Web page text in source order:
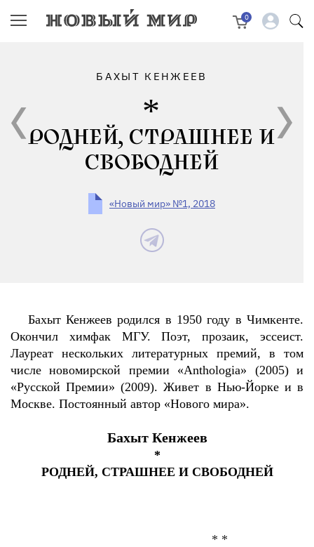
0
БАХЫТ КЕНЖЕЕВ
РОДНЕЙ, СТРАШНЕЕ И
СВОБОДНЕЙ
«Новый мир» №1, 2018
Бахыт Кенжеев родился в 1950 году в Чимкенте.
Окончил химфак МГУ. Поэт, прозаик, эссеист.
Лауреат нескольких литературных премий, в том
числе новомирской премии «Anthologia» (2005) и
«Русской Премии» (2009). Живет в Нью-Йорке и в
Москве. Постоянный автор «Нового мира».
Бахыт Кенжеев
*
РОДНЕЙ, СТРАШНЕЕ И СВОБОДНЕЙ
* *